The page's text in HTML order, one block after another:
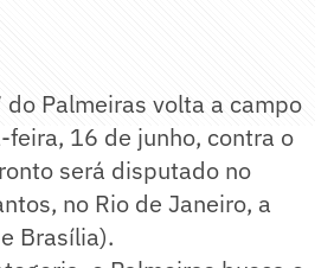
Palmeiras volta a campo
16 de junho, contra o
será disputado no
no Rio de Janeiro, a
Brasília).